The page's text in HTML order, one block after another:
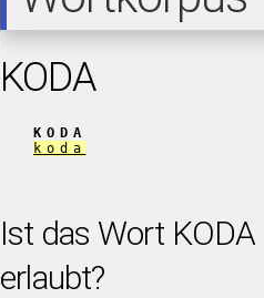
KODA
KODA
koda
Ist das Wort KODA
erlaubt?